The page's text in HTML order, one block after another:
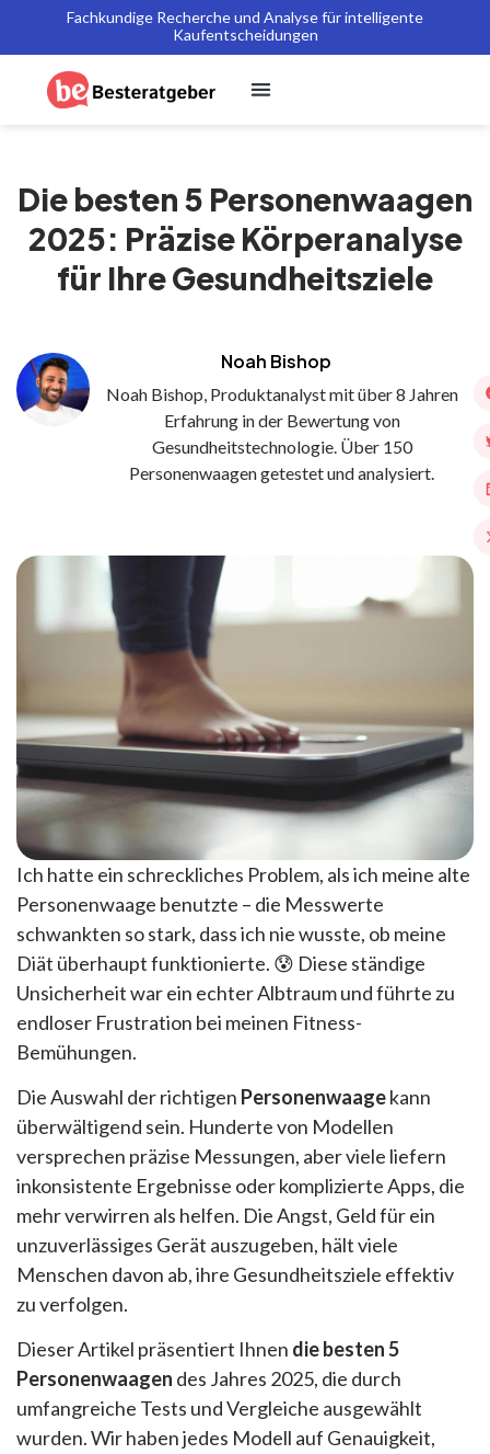
Fachkundige Recherche und Analyse für intelligente
Kaufentscheidungen
Die besten 5 Personenwaagen
2025: Präzise Körperanalyse
für Ihre Gesundheitsziele
Noah Bishop
Noah Bishop, Produktanalyst mit über 8 Jahren
Erfahrung in der Bewertung von
Gesundheitstechnologie. Über 150
Personenwaagen getestet und analysiert.
Ich hatte ein schreckliches Problem, als ich meine alte
Personenwaage benutzte – die Messwerte
schwankten so stark, dass ich nie wusste, ob meine
Diät überhaupt funktionierte. 😰 Diese ständige
Unsicherheit war ein echter Albtraum und führte zu
endloser Frustration bei meinen Fitness-
Bemühungen.
Die Auswahl der richtigen Personenwaagekann
überwältigend sein. Hunderte von Modellen
versprechen präzise Messungen, aber viele liefern
inkonsistente Ergebnisse oder komplizierte Apps, die
mehr verwirren als helfen. Die Angst, Geld für ein
unzuverlässiges Gerät auszugeben, hält viele
Menschen davon ab, ihre Gesundheitsziele effektiv
zu verfolgen.
Dieser Artikel präsentiert Ihnen die besten 5
Personenwaagen des Jahres 2025, die durch
umfangreiche Tests und Vergleiche ausgewählt
wurden. Wir haben jedes Modell auf Genauigkeit,